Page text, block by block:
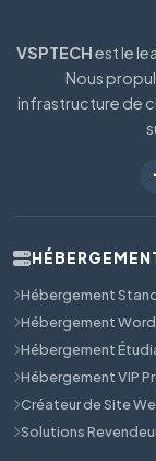
VSPTECHest le
Nous
infrastructure de
Hébergement
Hébergement
Hébergement
Hébergement VIP
Créateur de Site
Solutions